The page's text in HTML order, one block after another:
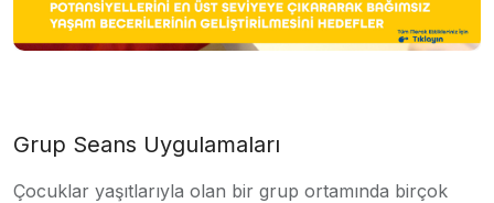
Grup Seans Uygulamaları
Çocuklar yaşıtlarıyla olan bir grup ortamında birçok